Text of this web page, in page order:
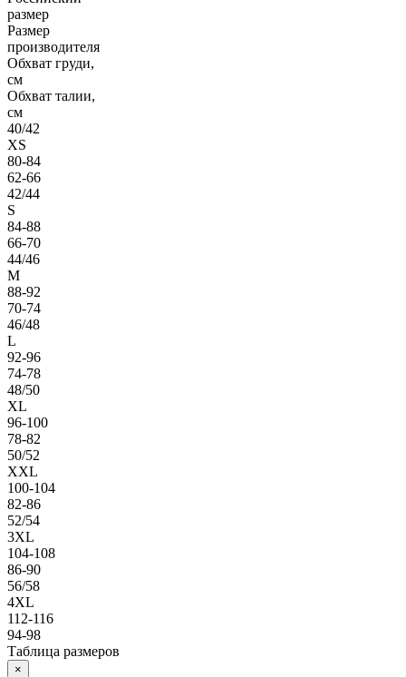
размер
Размер
производителя
Обхват груди,
см
Обхват талии,
см
40/42
XS
80-84
62-66
42/44
S
84-88
66-70
44/46
M
88-92
70-74
46/48
L
92-96
74-78
48/50
XL
96-100
78-82
50/52
XXL
100-104
82-86
52/54
3XL
104-108
86-90
56/58
4XL
112-116
94-98
Таблица размеров
×